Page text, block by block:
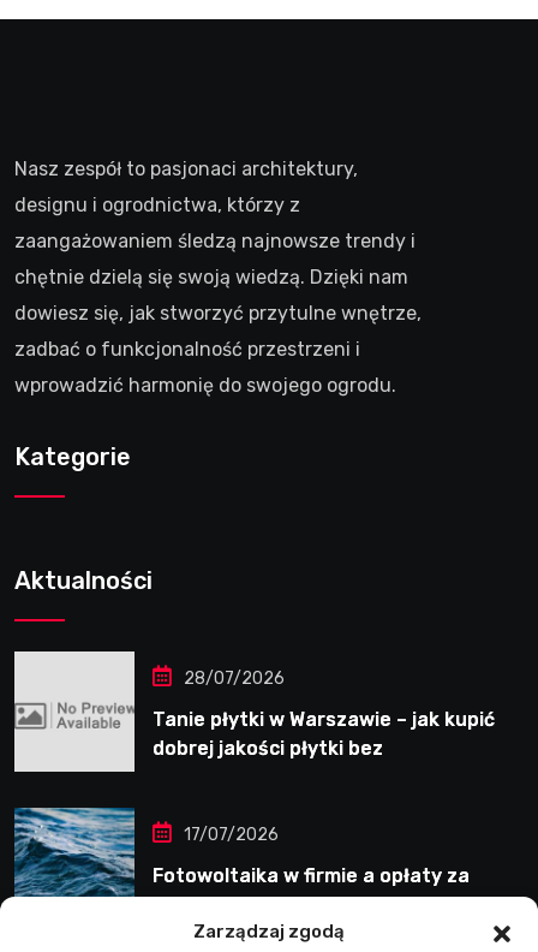
Zarządzaj zgodą
Nasz zespół to pasjonaci architektury,
designu i ogrodnictwa, którzy z
zaangażowaniem śledzą najnowsze trendy i
chętnie dzielą się swoją wiedzą. Dzięki nam
dowiesz się, jak stworzyć przytulne wnętrze,
zadbać o funkcjonalność przestrzeni i
wprowadzić harmonię do swojego ogrodu.
Kategorie
Aktualności
28/07/2026
Tanie płytki w Warszawie – jak kupić
dobrej jakości płytki bez
17/07/2026
Fotowoltaika w firmie a opłaty za
energię bierną